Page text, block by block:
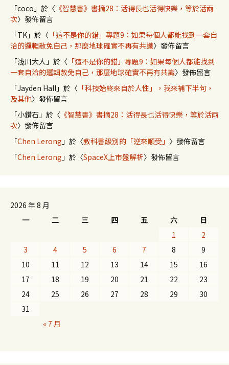
「coco 」於〈 《智慧書》書摘28：活得長也活得快樂，等於活兩
次〉發佈留言
「TK」於〈 「這不是你的錯」專題9：如果每個人都能找到一套自
洽的邏輯赦免自己，那麼地球確實不再有共識〉發佈留言
「浅川大人 」於〈 「這不是你的錯」專題9：如果每個人都能找到
一套自洽的邏輯赦免自己，那麼地球確實不再有共識〉發佈留言
「Jayden Hall 」於〈 「科技始終來自於人性」，我來補下半句，
及其他〉發佈留言
「小鑽石 」於〈 《智慧書》書摘28：活得長也活得快樂，等於活兩
次〉發佈留言
「Chen Lerong 」於〈教科書級別的「逆來順受」 〉發佈留言
「Chen Lerong 」於〈SpaceX上市盤解析〉發佈留言
2026 年 8 月
一
二 三 四 五 六
日
1
2
3
4 5 6 7 8
9
10
11 12 13 14 15
16
17
18 19 20 21 22
23
24
25 26 27 28 29
30
31
« 7 月